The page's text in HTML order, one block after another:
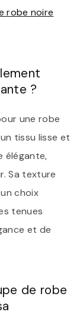
robe noire
?
une robe
tissu lisse et
élégante,
Sa texture
choix
tenues
et de
de robe